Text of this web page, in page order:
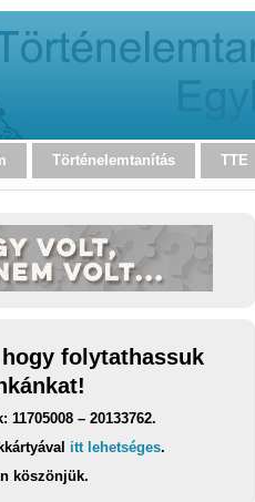
Történelemtanítás TTE
folytathassuk
11705008 – 20133762.
itt lehetséges.
köszönjük.